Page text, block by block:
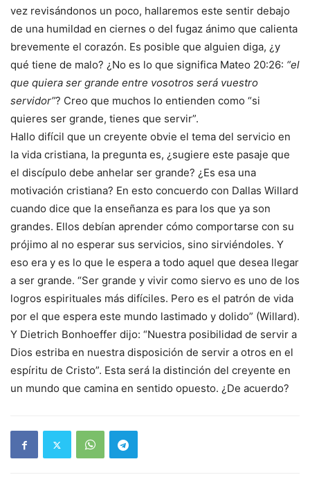
vez revisándonos un poco, hallaremos este sentir debajo
de una humildad en ciernes o del fugaz ánimo que calienta
brevemente el corazón. Es posible que alguien diga, ¿y
qué tiene de malo? ¿No es lo que significa Mateo 20:26: “el
que quiera ser grande entre vosotros será vuestro
servidor”? Creo que muchos lo entienden como “si
quieres ser grande, tienes que servir”.
Hallo difícil que un creyente obvie el tema del servicio en
la vida cristiana, la pregunta es, ¿sugiere este pasaje que
el discípulo debe anhelar ser grande? ¿Es esa una
motivación cristiana? En esto concuerdo con Dallas Willard
cuando dice que la enseñanza es para los que ya son
grandes. Ellos debían aprender cómo comportarse con su
prójimo al no esperar sus servicios, sino sirviéndoles. Y
eso era y es lo que le espera a todo aquel que desea llegar
a ser grande. “Ser grande y vivir como siervo es uno de los
logros espirituales más difíciles. Pero es el patrón de vida
por el que espera este mundo lastimado y dolido” (Willard).
Y Dietrich Bonhoeffer dijo: “Nuestra posibilidad de servir a
Dios estriba en nuestra disposición de servir a otros en el
espíritu de Cristo”. Esta será la distinción del creyente en
un mundo que camina en sentido opuesto. ¿De acuerdo?